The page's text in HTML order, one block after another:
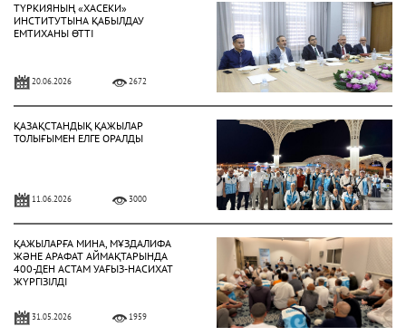
ТҮРКИЯНЫҢ «ХАСЕКИ»
ИНСТИТУТЫНА ҚАБЫЛДАУ
ЕМТИХАНЫ ӨТТІ
20.06.2026 2672
ҚАЗАҚСТАНДЫҚ ҚАЖЫЛАР
ТОЛЫҒЫМЕН ЕЛГЕ ОРАЛДЫ
11.06.2026 3000
ҚАЖЫЛАРҒА МИНА, МҰЗДАЛИФА
ЖӘНЕ АРАФАТ АЙМАҚТАРЫНДА
400-ДЕН АСТАМ УАҒЫЗ-НАСИХАТ
ЖҮРГІЗІЛДІ
31.05.2026 1959